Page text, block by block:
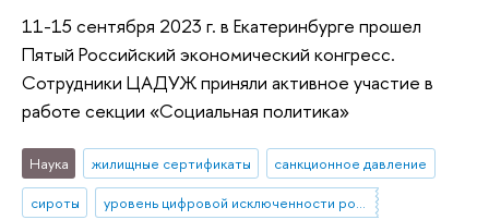
11-15 сентября 2023 г. в Екатеринбурге прошел
Пятый Российский экономический конгресс.
Сотрудники ЦАДУЖ приняли активное участие в
работе секции «Социальная политика»
Наука жилищные сертификаты
санкционное давление
сироты
уровень цифровой исключенности россиян